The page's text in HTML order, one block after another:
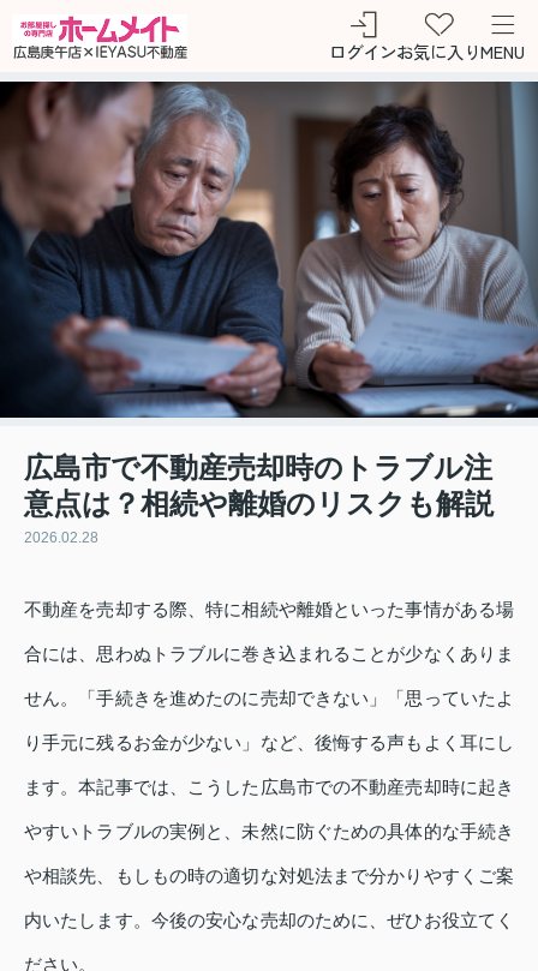
ログインお気に入りMENU
広島市で不動産売却時のトラブル注
意点は？相続や離婚のリスクも解説
2026.02.28
不動産を売却する際、特に相続や離婚といった事情がある場
合には、思わぬトラブルに巻き込まれることが少なくありま
せん。「手続きを進めたのに売却できない」「思っていたよ
り手元に残るお金が少ない」など、後悔する声もよく耳にし
ます。本記事では、こうした広島市での不動産売却時に起き
やすいトラブルの実例と、未然に防ぐための具体的な手続き
や相談先、もしもの時の適切な対処法まで分かりやすくご案
内いたします。今後の安心な売却のために、ぜひお役立てく
ださい。